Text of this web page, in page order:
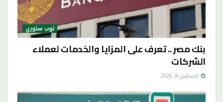
توب ستوري
بنك مصر .. تعرف على المزايا والخدمات لعملاء
الشركات
أغسطس 8, 2026